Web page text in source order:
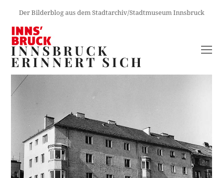
Der Bilderblog aus dem Stadtarchiv/Stadtmuseum Innsbruck
INNSBRUCK
ERINNERT SICH